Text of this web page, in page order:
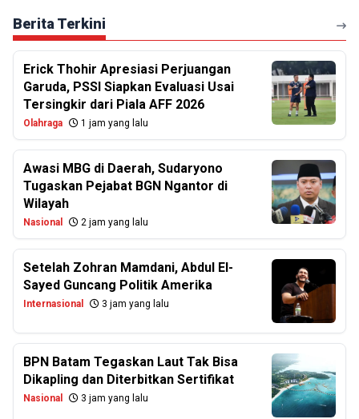
Berita Terkini
Erick Thohir Apresiasi Perjuangan
Garuda, PSSI Siapkan Evaluasi Usai
Tersingkir dari Piala AFF 2026
Olahraga 1 jam yang lalu
Awasi MBG di Daerah, Sudaryono
Tugaskan Pejabat BGN Ngantor di
Wilayah
Nasional 2 jam yang lalu
Setelah Zohran Mamdani, Abdul El-
Sayed Guncang Politik Amerika
Internasional 3 jam yang lalu
BPN Batam Tegaskan Laut Tak Bisa
Dikapling dan Diterbitkan Sertifikat
Nasional 3 jam yang lalu